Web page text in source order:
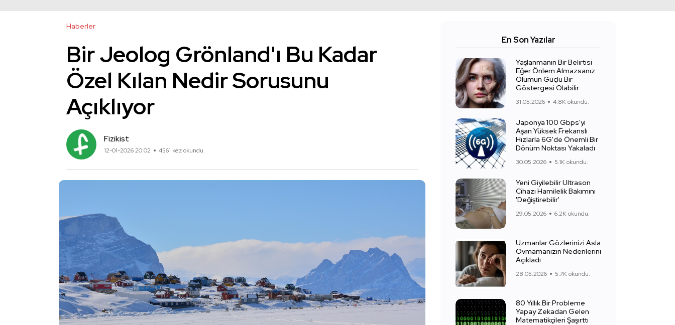
Haberler
Bir Jeolog Grönland'ı Bu Kadar
Özel Kılan Nedir Sorusunu
Açıklıyor
Fizikist
12-01-2026 20:02 4561 kez okundu.
En Son Yazılar
Yaşlanmanın Bir Belirtisi
Eğer Önlem Almazsanız
Ölümün Güçlü Bir
Göstergesi Olabilir
31.05.2026 4.8K okundu.
Japonya 100 Gbps'yi
Aşan Yüksek Frekanslı
Hızlarla 6G'de Önemli Bir
Dönüm Noktası Yakaladı
30.05.2026 5.1K okundu.
Yeni Giyilebilir Ultrason
Cihazı Hamilelik Bakımını
'Değiştirebilir'
29.05.2026 6.2K okundu.
Uzmanlar Gözlerinizi Asla
Ovmamanızın Nedenlerini
Açıkladı
28.05.2026 5.7K okundu.
80 Yıllık Bir Probleme
Yapay Zekadan Gelen
Matematikçileri Şaşırttı